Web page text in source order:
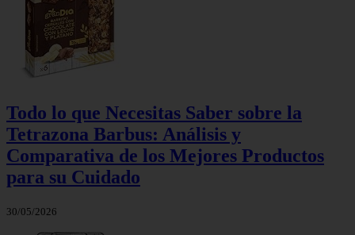
Todo lo que Necesitas Saber sobre la
Tetrazona Barbus: Análisis y
Comparativa de los Mejores Productos
para su Cuidado
30/05/2026